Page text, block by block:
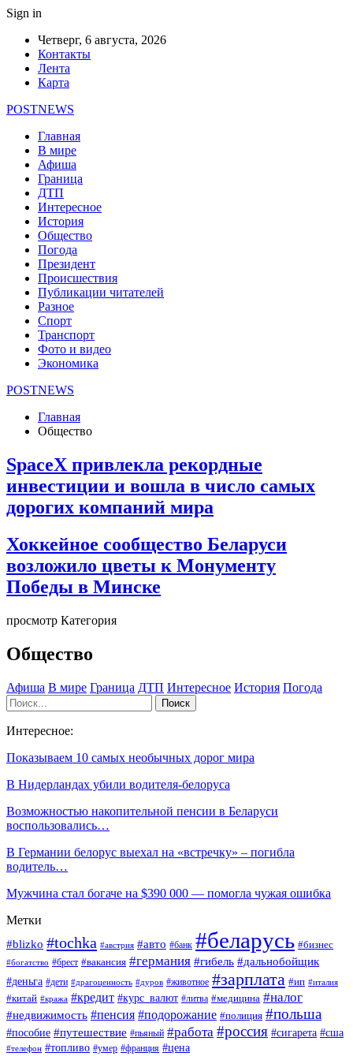
Sign in
Четверг, 6 августа, 2026
Контакты
Лента
Карта
POSTNEWS
Главная
В мире
Афиша
Граница
ДТП
Интересное
История
Общество
Погода
Президент
Происшествия
Публикации читателей
Разное
Спорт
Транспорт
Фото и видео
Экономика
POSTNEWS
Главная
Общество
SpaceX привлекла рекордные
инвестиции и вошла в число самых
дорогих компаний мира
Хоккейное сообщество Беларуси
возложило цветы к Монументу
Победы в Минске
просмотр Категория
Общество
Афиша В мире Граница ДТП Интересное История Погода
Интересное:
Показываем 10 самых необычных дорог мира
В Нидерландах убили водителя-белоруса
Возможностью накопительной пенсии в Беларуси
воспользовались…
В Германии белорус выехал на «встречку» – погибла
водитель…
Мужчина стал богаче на $390 000 — помогла чужая ошибка
Метки
#blizko #tochka #австрия #авто #банк #беларусь #бизнес
#богатство #брест #вакансия #германия #гибель #дальнобойщик
#деньга #дети #драгоценность #дуров #животное #зарплата #ип #италия
#китай #кража #кредит #курс_валют #литва #медицина #налог
#недвижимость #пенсия #подорожание #полиция #польша
#пособие #путешествие #пьяный #работа #россия #сигарета #сша
#телефон #топливо #умер #франция #цена